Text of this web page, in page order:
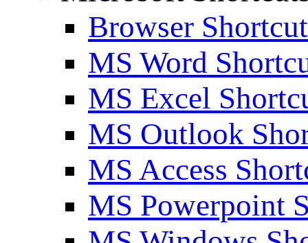
Browser
MS Word
MS Excel
MS Outlook
MS Access
MS Powerpoint